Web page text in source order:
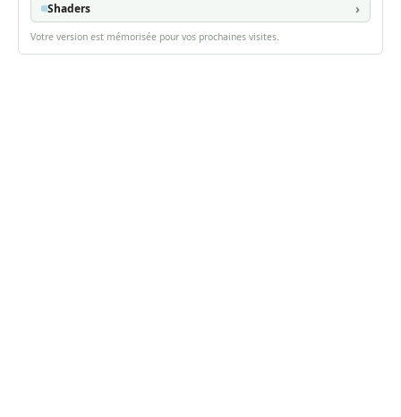
Shaders
Votre version est mémorisée pour vos prochaines visites.